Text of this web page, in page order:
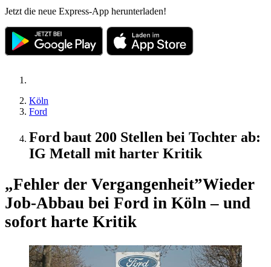
Jetzt die neue Express-App herunterladen!
Köln
Ford
Ford baut 200 Stellen bei Tochter ab:
IG Metall mit harter Kritik
„Fehler der Vergangenheit”Wieder
Job-Abbau bei Ford in Köln – und
sofort harte Kritik